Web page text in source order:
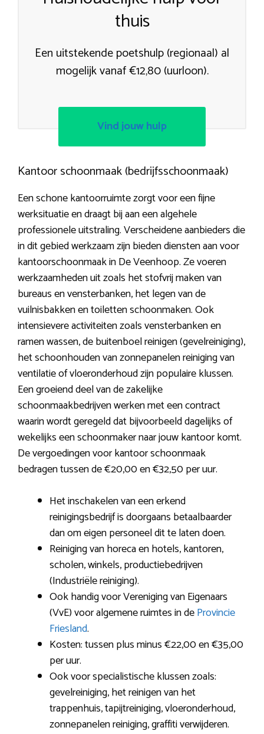
thuis
Een uitstekende poetshulp (regionaal) al
mogelijk vanaf €12,80 (uurloon).
Vind jouw hulp
Kantoor schoonmaak (bedrijfsschoonmaak)
Een schone kantoorruimte zorgt voor een fijne
werksituatie en draagt bij aan een algehele
professionele uitstraling. Verscheidene aanbieders die
in dit gebied werkzaam zijn bieden diensten aan voor
kantoorschoonmaak in De Veenhoop. Ze voeren
werkzaamheden uit zoals het stofvrij maken van
bureaus en vensterbanken, het legen van de
vuilnisbakken en toiletten schoonmaken. Ook
intensievere activiteiten zoals vensterbanken en
ramen wassen, de buitenboel reinigen (gevelreiniging),
het schoonhouden van zonnepanelen reiniging van
ventilatie of vloeronderhoud zijn populaire klussen.
Een groeiend deel van de zakelijke
schoonmaakbedrijven werken met een contract
waarin wordt geregeld dat bijvoorbeeld dagelijks of
wekelijks een schoonmaker naar jouw kantoor komt.
De vergoedingen voor kantoor schoonmaak
bedragen tussen de €20,00 en €32,50 per uur.
Het inschakelen van een erkend
reinigingsbedrijf is doorgaans betaalbaarder
dan om eigen personeel dit te laten doen.
Reiniging van horeca en hotels, kantoren,
scholen, winkels, productiebedrijven
(Industriële reiniging).
Ook handig voor Vereniging van Eigenaars
(VvE) voor algemene ruimtes in deProvincie
Friesland.
Kosten: tussen plus minus €22,00 en €35,00
per uur.
Ook voor specialistische klussen zoals:
gevelreiniging, het reinigen van het
trappenhuis, tapijtreiniging, vloeronderhoud,
zonnepanelen reiniging, graffiti verwijderen.